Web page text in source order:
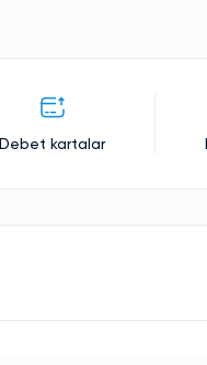
Debet kartalar